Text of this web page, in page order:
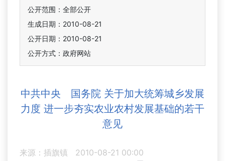
公开范围：全部公开
生成日期：2010-08-21
公开日期：2010-08-21
公开方式：政府网站
中共中央 国务院 关于加大统筹城乡发展
力度 进一步夯实农业农村发展基础的若干
意见
来源：插旗镇
2010-08-21 00:00